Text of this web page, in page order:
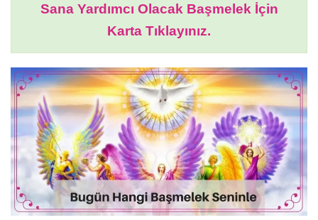
Sana Yardımcı Olacak Başmelek İçin
Karta Tıklayınız.